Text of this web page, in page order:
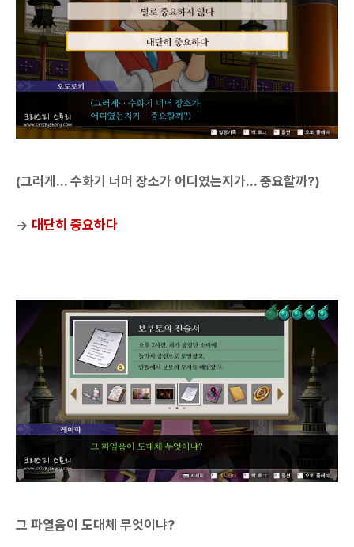
(그러게... 수화기 너머 장소가 어디였는지가... 중요할까?)
→ 대단히 중요하다
그 파열음이 도대체 무엇이냐?